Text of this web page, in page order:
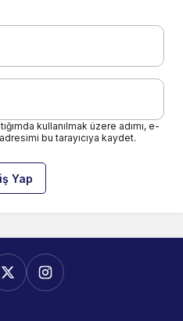
kullanılmak üzere adımı, e-
bu tarayıcıya kaydet.
Yap